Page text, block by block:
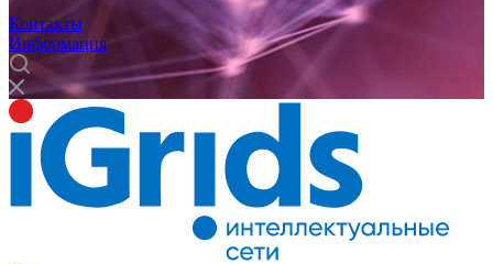
Контакты
Информация